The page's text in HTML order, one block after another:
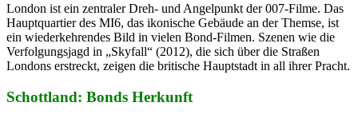
London ist ein zentraler Dreh- und Angelpunkt der 007-Filme. Das
Hauptquartier des MI6, das ikonische Gebäude an der Themse, ist
ein wiederkehrendes Bild in vielen Bond-Filmen. Szenen wie die
Verfolgungsjagd in „Skyfall“ (2012), die sich über die Straßen
Londons erstreckt, zeigen die britische Hauptstadt in all ihrer Pracht.
Schottland: Bonds Herkunft